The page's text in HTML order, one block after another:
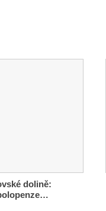
dolině: